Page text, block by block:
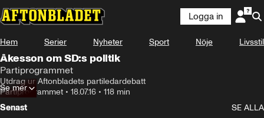
Logga in
Hem Serier Nyheter Sport Nöje Livsstil
Åkesson om SD:s politik
Partiprogrammet
Utdrag ur Aftonbladets partiledardebatt
Partiprogrammet • 18.07.16 • 118 min
Se mer
Senast
SE ALLA